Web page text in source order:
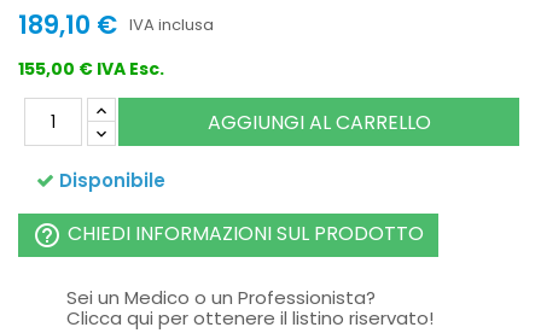
189,10 € IVA inclusa
155,00 € IVA Esc.
AGGIUNGI AL CARRELLO
Disponibile
help_outline CHIEDI INFORMAZIONI SUL PRODOTTO
Sei un Medico o un Professionista?
Clicca qui per ottenere il listino riservato!